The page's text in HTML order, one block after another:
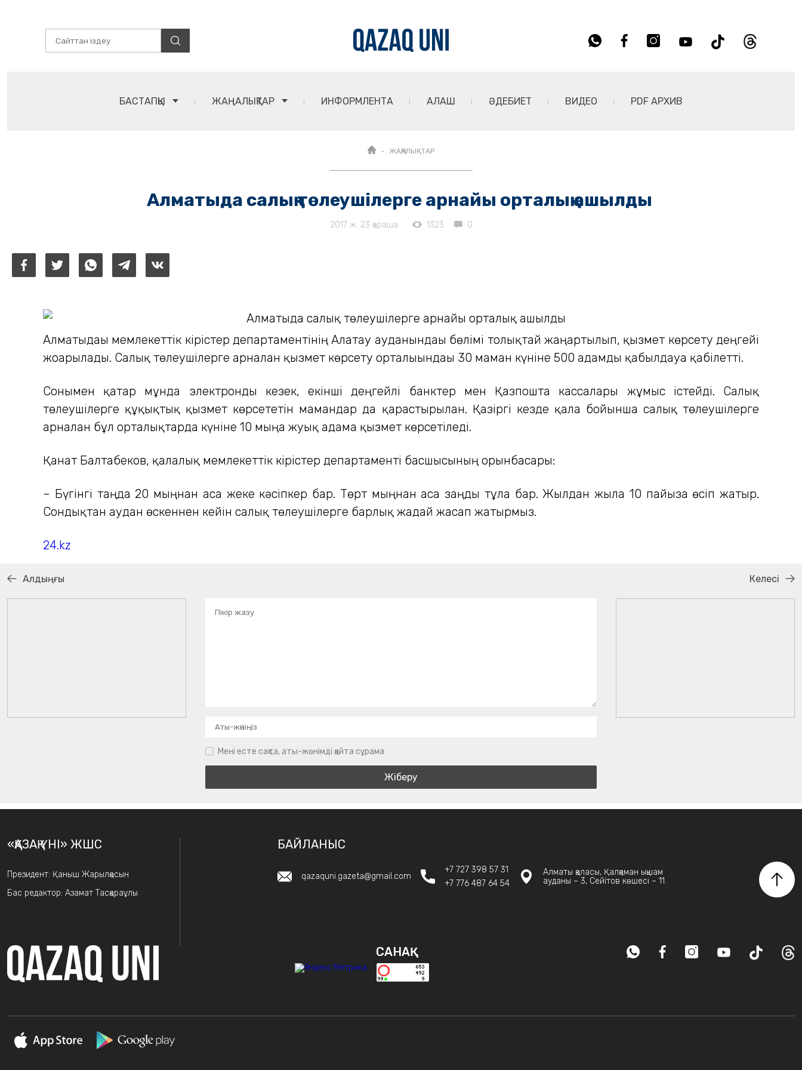
БАСТАПҚЫ ЖАҢАЛЫҚТАР ИНФОРМЛЕНТА АЛАШ ӘДЕБИЕТ ВИДЕО PDF АРХИВ
ЖАҢАЛЫҚТАР
Алматыда салық төлеушілерге арнайы орталық ашылды
2017 ж. 23 қараша 1323 0
Алматыдағы мемлекеттік кірістер департаментінің Алатау ауданындағы бөлімі толықтай жаңартылып, қызмет көрсету деңгейі
жоғарылады. Салық төлеушілерге арналған қызмет көрсету орталығындағы 30 маман күніне 500 адамды қабылдауға қабілетті.
Сонымен қатар мұнда электронды кезек, екінші деңгейлі банктер мен Қазпошта кассалары жұмыс істейді. Салық
төлеушілерге құқықтық қызмет көрсететін мамандар да қарастырылған. Қазіргі кезде қала бойынша салық төлеушілерге
арналған бұл орталықтарда күніне 10 мыңға жуық адамға қызмет көрсетіледі.
Қанат Балтабеков, қалалық мемлекеттік кірістер департаменті басшысының орынбасары:
– Бүгінгі таңда 20 мыңнан аса жеке кәсіпкер бар. Төрт мыңнан аса заңды тұлға бар. Жылдан жылға 10 пайызға өсіп жатыр.
Сондықтан аудан өскеннен кейін салық төлеушілерге барлық жағдай жасап жатырмыз.
24.kz
Алдыңғы Келесі
Мені есте сақта, аты-жөнімді қайта сұрама
«ҚАЗАҚ ҮНІ» ЖШС
Президент: Қаныш Жарылқасын
Бас редактор: Азамат Тасқараұлы
БАЙЛАНЫС
qazaquni.gazeta@gmail.com
+7 727 398 57 31
+7 776 487 64 54
Алматы қаласы, Қалқаман ықшам
ауданы – 3, Сейітов көшесі – 11.
САНАҚ